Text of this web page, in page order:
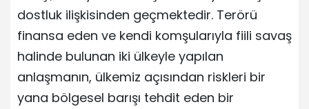
dostluk ilişkisinden geçmektedir. Terörü
finansa eden ve kendi komşularıyla fiili savaş
halinde bulunan iki ülkeyle yapılan
anlaşmanın, ülkemiz açısından riskleri bir
yana bölgesel barışı tehdit eden bir